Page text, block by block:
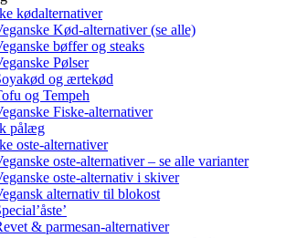
kødalternativer
Kød-alternativer (se alle)
bøffer og steaks
Pølser
og ærtekød
og Tempeh
Fiske-alternativer
pålæg
oste-alternativer
oste-alternativer – se alle varianter
oste-alternativ i skiver
alternativ til blokost
& parmesan-alternativer